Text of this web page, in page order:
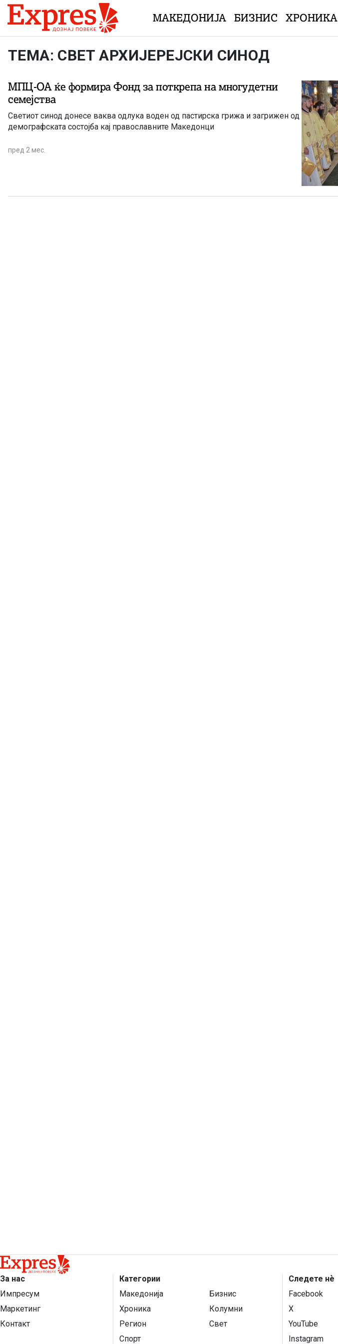
Skip to content
МАКЕДОНИЈА БИЗНИС ХРОНИКА
ТЕМА: СВЕТ АРХИЈЕРЕЈСКИ СИНОД
МПЦ-ОА ќе формира Фонд за поткрепа на многудетни
семејства
Светиот синод донесе ваква одлука воден од пастирска грижа и загрижен од
демографската состојба кај православните Македонци
пред 2 мес.
За нас
Импресум
Маркетинг
Контакт
Категории
Македонија
Бизнис
Хроника
Колумни
Регион
Свет
Спорт
Следете нѐ
Facebook
X
YouTube
Instagram